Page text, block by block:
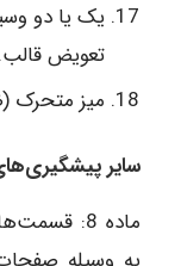
یک یا دو
تعویض قالب.
میز متحرک
سایر
ماده‌ 8: